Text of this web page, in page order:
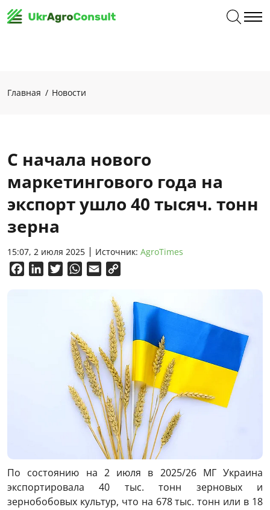
Главная Новости
С начала нового
маркетингового года на
экспорт ушло 40 тысяч. тонн
зерна
15:07, 2 июля 2025 Источник: AgroTimes
FacebookLinkedInTwitterWhatsApp
Email
По состоянию на 2 июля в 2025/26 МГ Украина
экспортировала 40 тыс. тонн зерновых и
зернобобовых культур, что на 678 тыс. тонн или в 18